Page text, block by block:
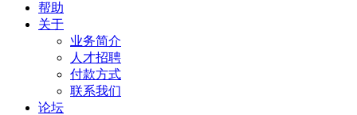
帮助
关于
业务简介
人才招聘
付款方式
联系我们
论坛